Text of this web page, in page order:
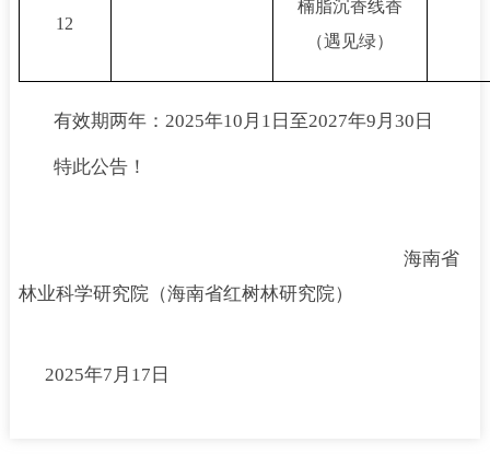
12
楠脂沉香线香
（遇见绿）
有效期两年：2025年10月1日至2027年9月30日
特此公告！
海南省
林业科学研究院（海南省红树林研究院）
2025年7月17日